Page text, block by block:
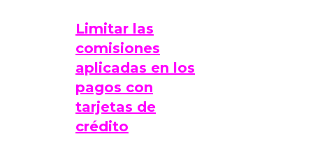
Limitar las
comisiones
aplicadas en los
pagos con
tarjetas de
crédito